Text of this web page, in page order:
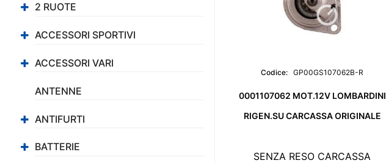
2 RUOTE
ACCESSORI SPORTIVI
ACCESSORI VARI
ANTENNE
ANTIFURTI
BATTERIE
Codice: GP00GS107062B-R
0001107062 MOT.12V LOMBARDINI
RIGEN.SU CARCASSA ORIGINALE
SENZA RESO CARCASSA